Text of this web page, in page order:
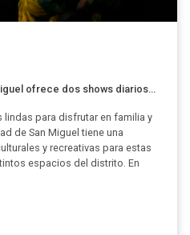
ofrece dos shows diarios...
lindas para disfrutar en familia y
de San Miguel tiene una
y recreativas para estas
espacios del distrito. En